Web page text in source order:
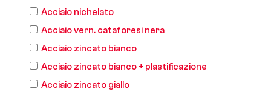
Acciaio nichelato
Acciaio vern. cataforesi nera
Acciaio zincato bianco
Acciaio zincato bianco + plastificazione
Acciaio zincato giallo